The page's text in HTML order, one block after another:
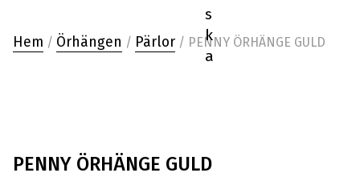
Hem / Örhängen / Pärlor / PENNY ÖRHÄNGE GULD
PENNY ÖRHÄNGE GULD